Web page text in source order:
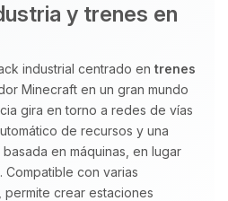
y trenes en
industrial centrado en trenes
Minecraft en un gran mundo
gira en torno a redes de vías
de recursos y una
en máquinas, en lugar
Compatible con varias
crear estaciones